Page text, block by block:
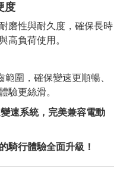
度
磨性與耐久度，確保長時
高負荷使用。
範圍，確保變速更順暢、
驗更絲滑。
速系統，完美兼容電動
騎行體驗全面升級！